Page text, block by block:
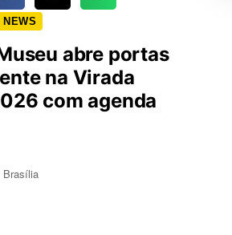
abre portas
na Virada
com agenda
Brasília